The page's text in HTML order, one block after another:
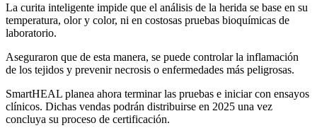
La curita inteligente impide que el análisis de la herida se base en su
temperatura, olor y color, ni en costosas pruebas bioquímicas de
laboratorio.
Aseguraron que de esta manera, se puede controlar la inflamación
de los tejidos y prevenir necrosis o enfermedades más peligrosas.
SmartHEAL planea ahora terminar las pruebas e iniciar con ensayos
clínicos. Dichas vendas podrán distribuirse en 2025 una vez
concluya su proceso de certificación.